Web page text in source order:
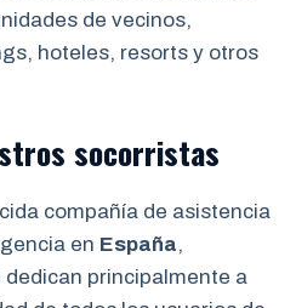
de vecinos,
hoteles, resorts y otros
socorristas
compañía de asistencia
en España,
principalmente a